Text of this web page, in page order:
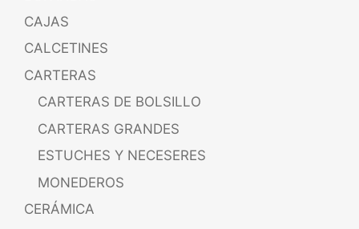
CAJAS
CALCETINES
CARTERAS
CARTERAS DE BOLSILLO
CARTERAS GRANDES
ESTUCHES Y NECESERES
MONEDEROS
CERÁMICA